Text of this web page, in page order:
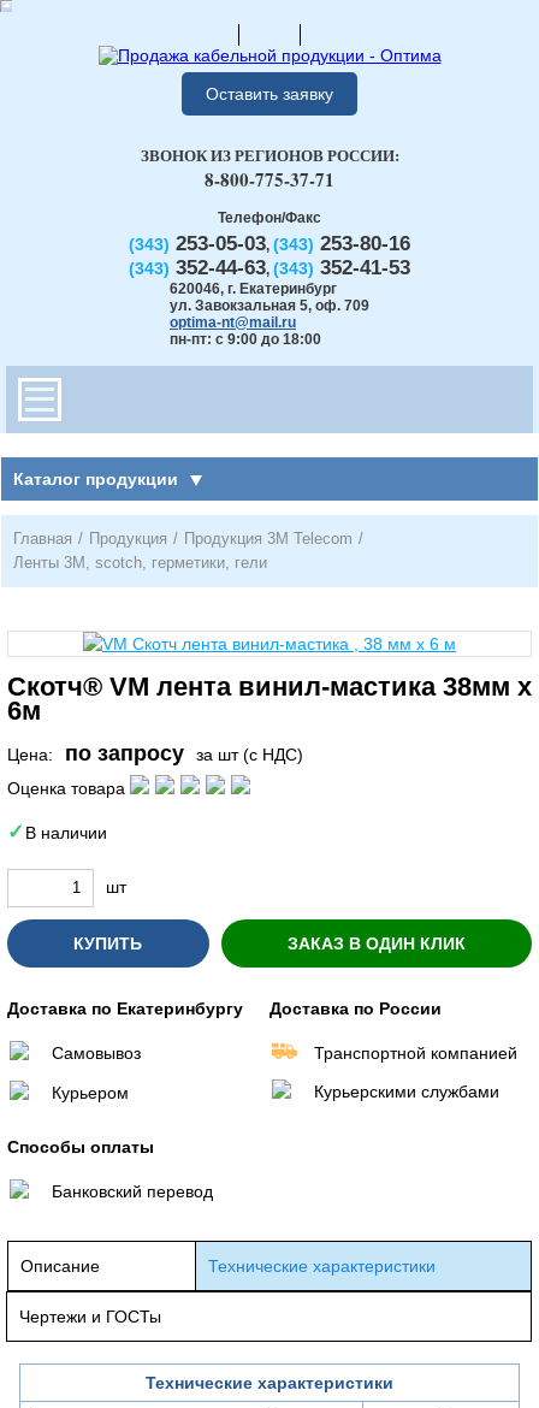
Оставить заявку
Телефон/Факс
(343) 253-05-03, (343) 253-80-16
(343) 352-44-63, (343) 352-41-53
620046, г. Екатеринбург
ул. Завокзальная 5, оф. 709
optima-nt@mail.ru
пн-пт: с 9:00 до 18:00
ЗВОНОК ИЗ РЕГИОНОВ РОССИИ:
8-800-775-37-71
Каталог продукции
Главная / Продукция / Продукция 3М Telecom /
Ленты 3М, scotch, герметики, гели
Скотч® VM лента винил-мастика 38мм х
6м
Цена: по запросу
за шт (с НДС)
Оценка товара
В наличии
шт
КУПИТЬ ЗАКАЗ В ОДИН КЛИК
Доставка по Екатеринбургу
Самовывоз
Курьером
Доставка по России
Транспортной компанией
Курьерскими службами
Способы оплаты
Банковский перевод
Описание Технические характеристики
Чертежи и ГОСТы
Технические характеристики